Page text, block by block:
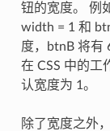
钮的宽度。 例
width = 1 和
度，btnB 将有
在 CSS 中的工
认宽度为 1。
除了宽度之外